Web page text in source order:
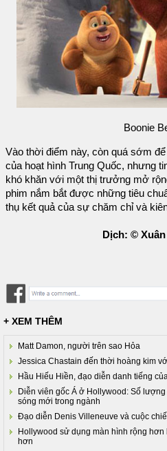
Boonie
Vào thời điểm này, còn quá sớm
của hoạt hình Trung Quốc, nhưng
khó khăn với một thị trưởng mở
phim nắm bắt được những tiêu
thụ kết quả của sự chăm chỉ và
Dịch: ©
+ XEM THÊM
Matt Damon, người trên sao Hỏa
Jessica Chastain đến thời hoàng kim
Hầu Hiếu Hiền, đạo diễn danh tiếng
Diễn viên gốc Á ở Hollywood: Số
sóng mới trong ngành
Đạo diễn Denis Villeneuve và cuộc
Hollywood sử dụng màn hình rộng
hơn